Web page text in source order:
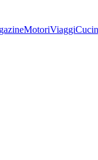
MotoriViaggi